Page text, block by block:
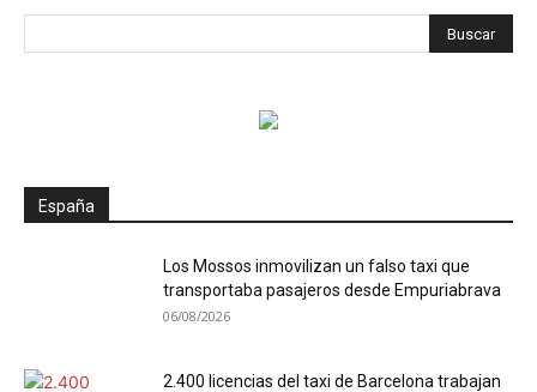
España
Los Mossos inmovilizan un falso taxi que
transportaba pasajeros desde Empuriabrava
06/08/2026
2.400 licencias del taxi de Barcelona trabajan